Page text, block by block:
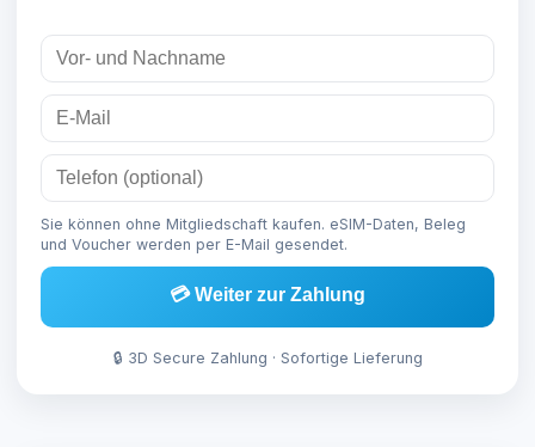
Sie können ohne Mitgliedschaft kaufen. eSIM-Daten, Beleg
und Voucher werden per E-Mail gesendet.
💳 Weiter zur Zahlung
🔒 3D Secure Zahlung · Sofortige Lieferung